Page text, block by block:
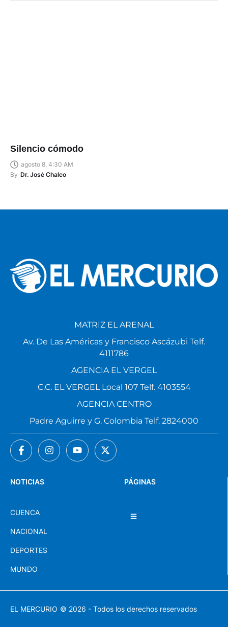
Silencio cómodo
agosto 8, 4:30 AM
By Dr. José Chalco
PÁGINAS
NOTICIAS
CUENCA
NACIONAL
DEPORTES
MUNDO
MATRIZ EL ARENAL
Av. De Las Américas y Francisco Ascázubi Telf.
4111786
AGENCIA EL VERGEL
C.C. EL VERGEL Local 107 Telf. 4103554
AGENCIA CENTRO
Padre Aguirre y G. Colombia Telf. 2824000
EL MERCURIO © 2026 - Todos los derechos reservados